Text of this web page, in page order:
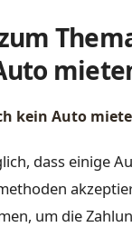
zum
kein Auto
dass einige
um die